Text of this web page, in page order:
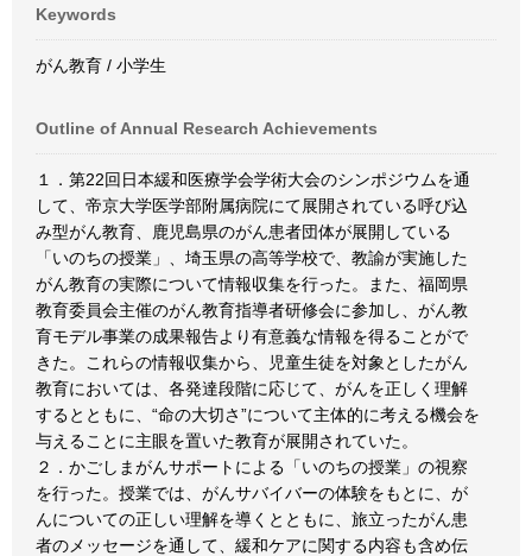
Keywords
がん教育 / 小学生
Outline of Annual Research Achievements
１．第22回日本緩和医療学会学術大会のシンポジウムを通
して、帝京大学医学部附属病院にて展開されている呼び込
み型がん教育、鹿児島県のがん患者団体が展開している
「いのちの授業」、埼玉県の高等学校で、教諭が実施した
がん教育の実際について情報収集を行った。また、福岡県
教育委員会主催のがん教育指導者研修会に参加し、がん教
育モデル事業の成果報告より有意義な情報を得ることがで
きた。これらの情報収集から、児童生徒を対象としたがん
教育においては、各発達段階に応じて、がんを正しく理解
するとともに、“命の大切さ”について主体的に考える機会を
与えることに主眼を置いた教育が展開されていた。
２．かごしまがんサポートによる「いのちの授業」の視察
を行った。授業では、がんサバイバーの体験をもとに、が
んについての正しい理解を導くとともに、旅立ったがん患
者のメッセージを通して、緩和ケアに関する内容も含め伝